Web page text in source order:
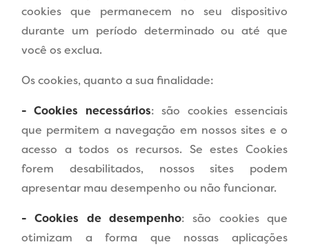
cookies que permanecem no seu dispositivo
durante um período determinado ou até que
você os exclua.
Os cookies, quanto a sua finalidade:
- Cookies necessários: são cookies essenciais
que permitem a navegação em nossos sites e o
acesso a todos os recursos. Se estes Cookies
forem desabilitados, nossos sites podem
apresentar mau desempenho ou não funcionar.
- Cookies de desempenho: são cookies que
otimizam a forma que nossas aplicações